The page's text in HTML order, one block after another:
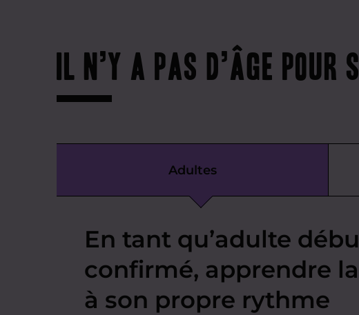
Il n’y a pas d’âge
Adultes
En tant qu’adulte
confirmé, apprendre
à son propre rythme